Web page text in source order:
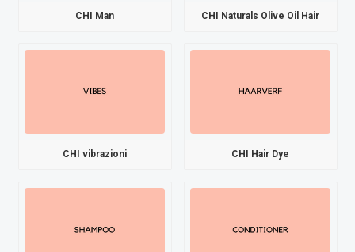
CHI Man CHI Naturals Olive Oil Hair
CHI vibrazioni CHI Hair Dye